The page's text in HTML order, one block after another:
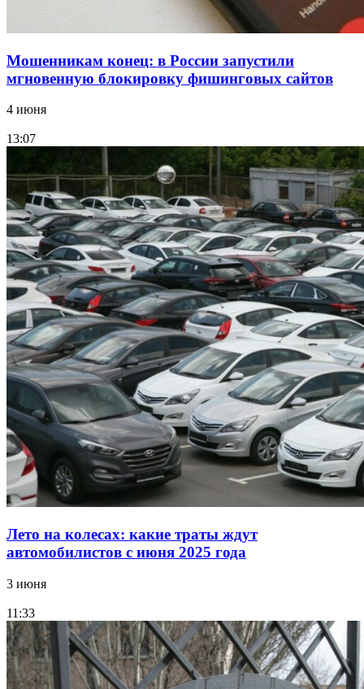
Мошенникам конец: в России запустили
мгновенную блокировку фишинговых сайтов
4 июня
13:07
Лето на колесах: какие траты ждут
автомобилистов с июня 2025 года
3 июня
11:33